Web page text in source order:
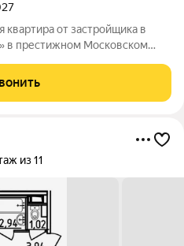
квартира от застройщика в
в престижном Московском
европланировка,
из 11